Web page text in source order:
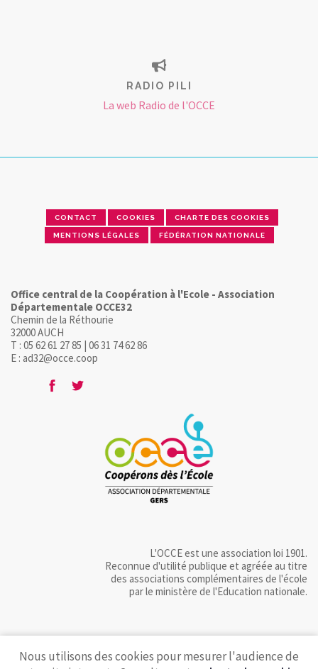
RADIO PILI
La web Radio de l'OCCE
CONTACT COOKIES CHARTE DES COOKIES
MENTIONS LÉGALES FÉDÉRATION NATIONALE
Office central de la Coopération à l'Ecole - Association
Départementale OCCE32
Chemin de la Réthourie
32000 AUCH
T : 05 62 61 27 85 | 06 31 74 62 86
E : ad32@occe.coop
L'OCCE est une association loi 1901.
Reconnue d'utilité publique et agréée au titre
des associations complémentaires de l'école
par le ministère de l'Education nationale.
Nous utilisons des cookies pour mesurer l'audience de